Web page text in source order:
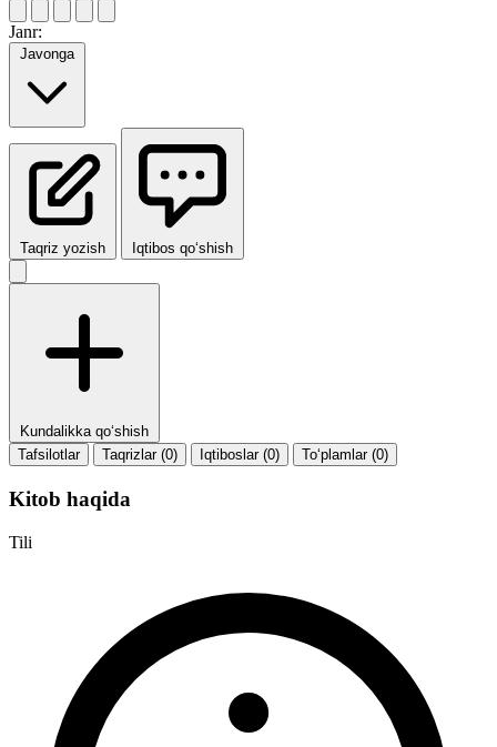
Janr:
Javonga
Taqriz yozish Iqtibos qo‘shish
Kundalikka qo‘shish
Tafsilotlar
Taqrizlar (0) Iqtiboslar (0) To‘plamlar (0)
Kitob haqida
Tili